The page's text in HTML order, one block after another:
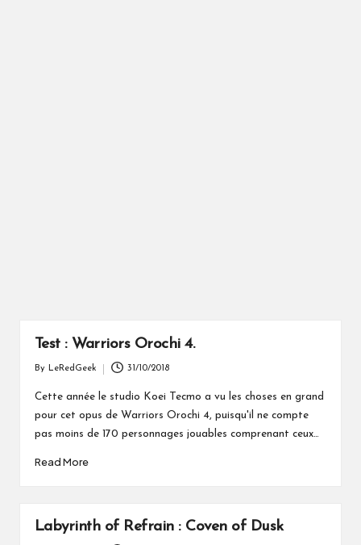
Test : Warriors Orochi 4.
by
By LeRedGeek 31/10/2018
Cette année le studio Koei Tecmo a vu les choses en grand
pour cet opus de Warriors Orochi 4, puisqu'il ne compte
pas moins de 170 personnages jouables comprenant ceux…
Read More
Labyrinth of Refrain : Coven of Dusk